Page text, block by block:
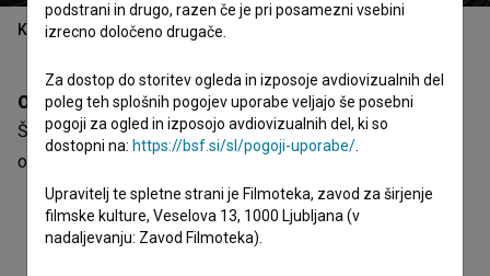
Kazalo
Opis
Šumadijski Internacionalni Filmski Festival je srbska
organizacija - festival.
podstrani in drugo, razen če je pri posamezni vsebini
izrecno določeno drugače.
Za dostop do storitev ogleda in izposoje avdiovizualnih del
poleg teh splošnih pogojev uporabe veljajo še posebni
pogoji za ogled in izposojo avdiovizualnih del, ki so
dostopni na: https://bsf.si/sl/pogoji-uporabe/
Upravitelj te spletne strani je Filmoteka, zavod za širjenje
filmske kulture, Veselova 13, 1000 Ljubljana (v
nadaljevanju: Zavod Filmoteka).